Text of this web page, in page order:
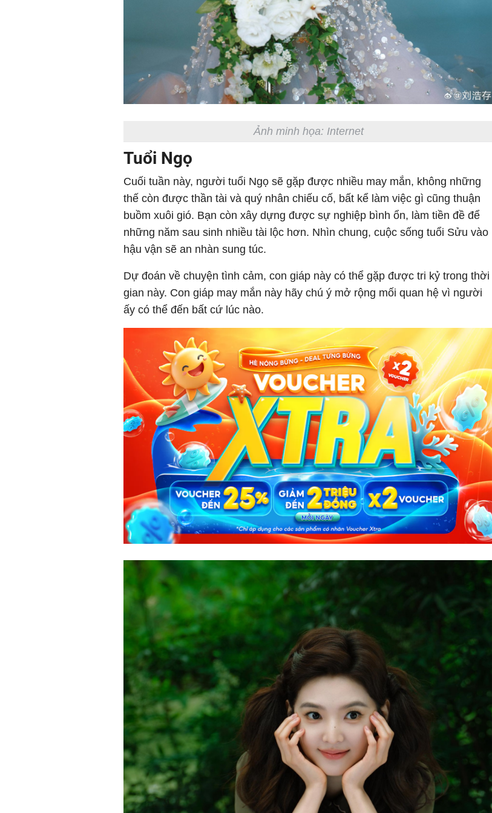
Ảnh minh họa: Internet
Tuổi Ngọ
Cuối tuần này, người tuổi Ngọ sẽ gặp được nhiều may mắn, không những
thế còn được thần tài và quý nhân chiếu cố, bất kể làm việc gì cũng thuận
buồm xuôi gió. Bạn còn xây dựng được sự nghiệp bình ổn, làm tiền đề để
những năm sau sinh nhiều tài lộc hơn. Nhìn chung, cuộc sống tuổi Sửu vào
hậu vận sẽ an nhàn sung túc.
Dự đoán về chuyện tình cảm, con giáp này có thể gặp được tri kỷ trong thời
gian này. Con giáp may mắn này hãy chú ý mở rộng mối quan hệ vì người
ấy có thể đến bất cứ lúc nào.